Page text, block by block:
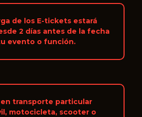
de los E-tickets estará
2 días antes de la fecha
evento o función.
en transporte particular
motocicleta, scooter o